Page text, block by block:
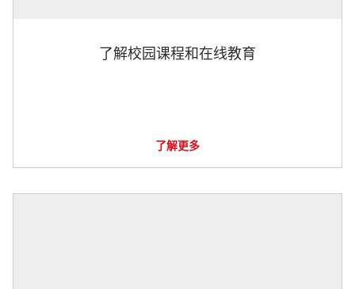
了解校园课程和在线教育
了解更多